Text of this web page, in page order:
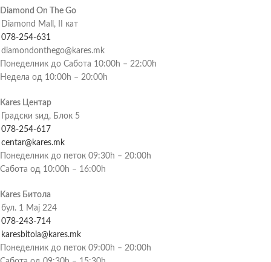
Diamond On The Go
Diamond Mall, II кат
078-254-631
diamondonthego@kares.mk
Понеделник до Сабота 10:00h – 22:00h
Недела од 10:00h – 20:00h
Kares Центар
Градски ѕид, Блок 5
078-254-617
centar@kares.mk
Понеделник до петок 09:30h – 20:00h
Сабота од 10:00h – 16:00h
Kares Битола
бул. 1 Мај 224
078-243-714
karesbitola@kares.mk
Понеделник до петок 09:00h – 20:00h